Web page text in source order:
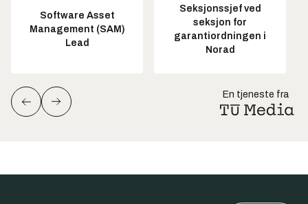
Software Asset
Management (SAM)
Lead
Seksjonssjef ved
seksjon for
garantiordningen i
Norad
En tjeneste fra